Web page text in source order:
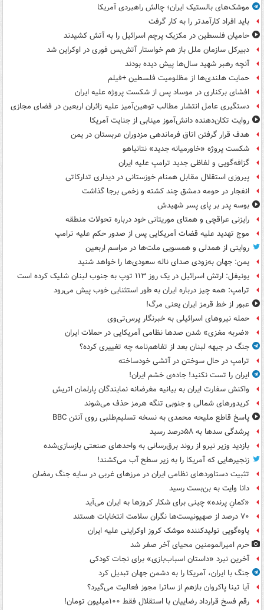
موشک‌های بالستیک ایران؛ چالش راهبردی آمریکا
باید افراد کارآمدتر را به کار گرفت
حامیان فلسطین در مکزیک پرچم اسرائیل را به آتش کشیدند
دبیرکل سازمان ملل باز هم خواستار آتش‌بس فوری در اوکراین شد
آنچه رهبر شهید سال‌ها پیش دیده بودند
حمایت هلندی‌ها از مظلومیت فلسطین +فیلم
افشای برکناری در موساد پس از شکست پروژه علیه ایران
دستگیری عامل انتشار مطالب توهین‌آمیز علیه زائران اربعین در فضای مجازی
روایت تکان‌دهنده دانش‌آموز مینابی از جنایت آمریکا
هدف قرار گرفتن اتاق‌ فرماندهی مزدوران عربستان در یمن
شکست پروژه «خاورمیانه جدید» نتانیاهو
گزافه‌گویی و لفاظی جدید ترامپ علیه ایران
پیروزی استقلال مقابل همنام خوزستانی در دیداری تدارکاتی
انفجار در حومه دمشق چند کشته و زخمی برجا گذاشت
بوسه‌ پدر بر پای پسر شهیدش
رایزنی عراقچی و همتای موریتانی خود درباره تحولات منطقه
موج تهدید علیه قضات آمریکایی پس از صدور حکم علیه ترامپ
روایتی از همدلی و همسویی ملت‌ها در مراسم اربعین
یمن: جهان به‌زودی صدای ناله سعودی‌ها را خواهد شنید
یونیفل: ارتش اسرائیل در یک روز ۱۱۳ توپ به جنوب لبنان شلیک کرده است
ترامپ: همه چیز درباره ایران به طور استثنایی خوب پیش می‌رود
عبور از خط قرمز ایران یعنی مرگ!
حمله نیروهای اسرائیلی به خبرنگار پرس‌تی‌وی
«ضربه مغزی» شدن صدها نظامی آمریکایی در حملات ایران
جنگ در جبهه لبنان بعد از تفاهم‌نامه چه تغییری کرده؟
ترامپ در حال سوختن در آتشی خودساخته
ایران را تست نکنید! جاده‌ی خشم ایران!
واکنش سفارت ایران به بیانیه مغرضانه نمایندگان پارلمان اتریش
کریدورهای شمالی و جنوبی تنگه هرمز حذف می‌شوند
پاسخ قاطع ملیحه محمدی به نسخه تسلیم‌طلبی روی آنتن BBC
پرشدگی سدها به ۵۸درصد رسید
بازدید وزیر نیرو از روند برق‌رسانی به واحدهای صنعتی بازسازی‌شده
زنجیرهایی که آمریکا را به زیر سطح آب می‌کشند!
تثبیت دستاوردهای نظامی ایران در مرزهای غربی در سایه جنگ رمضان
دانا وایت به بن‌بست رسید
«کمانِ پرنده» چینی برای شکار کروزها به ایران می‌آید
۷۰ درصد از صهیونیست‌ها نگران سلامت انتخابات هستند
یاوه‌گویی تولیدکننده موشک کروز اوکراینی علیه ایران
حرم امیرالمومنین محیای آخر صفر شد
آخرین نبرد «داستان اسباب‌بازی» برای نجات کودکی
جنگ با ایران، آمریکا را به دشمن جهان تبدیل کرد
آیا تینا پاکروان بازهم از ساترا مجوز فعالیت می‌گیرد؟
رقم فسخ قرارداد رضاییان با استقلال فقط ۱۰۰میلیون تومان!